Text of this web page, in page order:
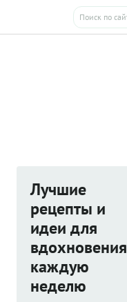
Лучшие
рецепты и
идеи для
вдохновения
каждую
неделю